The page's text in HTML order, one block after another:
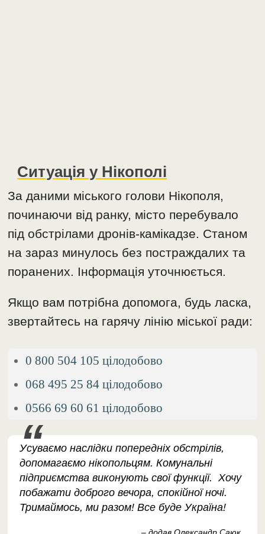
Ситуація у Нікополі
За даними міського голови Нікополя,
починаючи від ранку, місто перебувало
під обстрілами дронів-камікадзе. Станом
на зараз минулось без постраждалих та
поранених. Інформація уточнюється.
Якщо вам потрібна допомога, будь ласка,
звертайтесь на гарячу лінію міської ради:
0 800 504 105 цілодобово
068 495 25 84 цілодобово
0566 69 60 61 цілодобово
Усуваємо наслідки попередніх обстрілів,
допомагаємо нікопольцям. Комунальні
підприємства виконують свої функції. Хочу
побажати доброго вечора, спокійної ночі.
Тримаймось, ми разом! Все буде Україна!